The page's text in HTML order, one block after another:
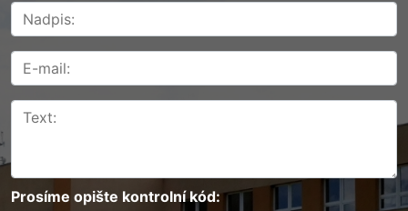
Prosíme opište kontrolní kód: